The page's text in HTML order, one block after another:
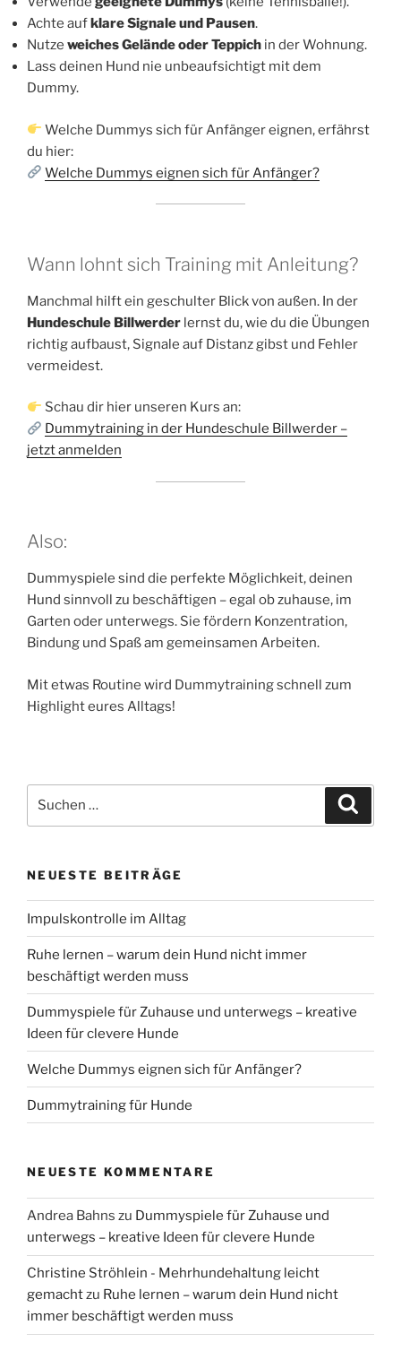
Achte aufklare Signale und Pausen.
Nutze weiches Gelände oder Teppich in der Wohnung.
Lass deinen Hund nie unbeaufsichtigt mit dem
Dummy.
Welche Dummys sich für Anfänger eignen, erfährst
du hier:
Welche Dummys eignen sich für Anfänger?
Wann lohnt sich Training mit Anleitung?
Manchmal hilft ein geschulter Blick von außen. In der
Hundeschule Billwerder lernst du, wie du die Übungen
richtig aufbaust, Signale auf Distanz gibst und Fehler
vermeidest.
Schau dir hier unseren Kurs an:
Dummytraining in der Hundeschule Billwerder –
jetzt anmelden
Also:
Dummyspiele sind die perfekte Möglichkeit, deinen
Hund sinnvoll zu beschäftigen – egal ob zuhause, im
Garten oder unterwegs. Sie fördern Konzentration,
Bindung und Spaß am gemeinsamen Arbeiten.
Mit etwas Routine wird Dummytraining schnell zum
Highlight eures Alltags!
nach:
NEUESTE BEITRÄGE
Impulskontrolle im Alltag
Ruhe lernen – warum dein Hund nicht immer
beschäftigt werden muss
Dummyspiele für Zuhause und unterwegs – kreative
Ideen für clevere Hunde
Welche Dummys eignen sich für Anfänger?
Dummytraining für Hunde
NEUESTE KOMMENTARE
Andrea Bahns zu Dummyspiele für Zuhause und
unterwegs – kreative Ideen für clevere Hunde
Christine Ströhlein - Mehrhundehaltung leicht
gemachtzu Ruhe lernen – warum dein Hund nicht
immer beschäftigt werden muss